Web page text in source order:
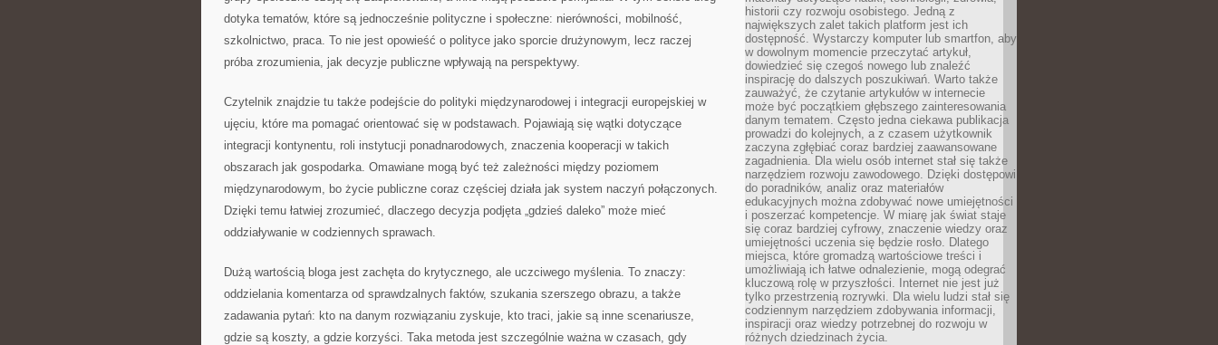
dotyka tematów, które są jednocześnie polityczne i społeczne: nierówności, mobilność,
szkolnictwo, praca. To nie jest opowieść o polityce jako sporcie drużynowym, lecz raczej
próba zrozumienia, jak decyzje publiczne wpływają na perspektywy.
Czytelnik znajdzie tu także podejście do polityki międzynarodowej i integracji europejskiej w
ujęciu, które ma pomagać orientować się w podstawach. Pojawiają się wątki dotyczące
integracji kontynentu, roli instytucji ponadnarodowych, znaczenia kooperacji w takich
obszarach jak gospodarka. Omawiane mogą być też zależności między poziomem
międzynarodowym, bo życie publiczne coraz częściej działa jak system naczyń połączonych.
Dzięki temu łatwiej zrozumieć, dlaczego decyzja podjęta „gdzieś daleko” może mieć
oddziaływanie w codziennych sprawach.
Dużą wartością bloga jest zachęta do krytycznego, ale uczciwego myślenia. To znaczy:
oddzielania komentarza od sprawdzalnych faktów, szukania szerszego obrazu, a także
zadawania pytań: kto na danym rozwiązaniu zyskuje, kto traci, jakie są inne scenariusze,
gdzie są koszty, a gdzie korzyści. Taka metoda jest szczególnie ważna w czasach, gdy
historii czy rozwoju osobistego. Jedną z
największych zalet takich platform jest ich
dostępność. Wystarczy komputer lub smartfon, aby
w dowolnym momencie przeczytać artykuł,
dowiedzieć się czegoś nowego lub znaleźć
inspirację do dalszych poszukiwań. Warto także
zauważyć, że czytanie artykułów w internecie
może być początkiem głębszego zainteresowania
danym tematem. Często jedna ciekawa publikacja
prowadzi do kolejnych, a z czasem użytkownik
zaczyna zgłębiać coraz bardziej zaawansowane
zagadnienia. Dla wielu osób internet stał się także
narzędziem rozwoju zawodowego. Dzięki dostępowi
do poradników, analiz oraz materiałów
edukacyjnych można zdobywać nowe umiejętności
i poszerzać kompetencje. W miarę jak świat staje
się coraz bardziej cyfrowy, znaczenie wiedzy oraz
umiejętności uczenia się będzie rosło. Dlatego
miejsca, które gromadzą wartościowe treści i
umożliwiają ich łatwe odnalezienie, mogą odegrać
kluczową rolę w przyszłości. Internet nie jest już
tylko przestrzenią rozrywki. Dla wielu ludzi stał się
codziennym narzędziem zdobywania informacji,
inspiracji oraz wiedzy potrzebnej do rozwoju w
różnych dziedzinach życia.